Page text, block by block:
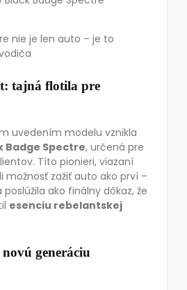
nie je len auto – je to
tajná flotila pre
uvedením modelu vznikla
Badge Spectre, určená pre
Títo pionieri, viazaní
možnosť zažiť auto ako prví –
ako finálny dôkaz, že
esenciu rebelantskej
generáciu